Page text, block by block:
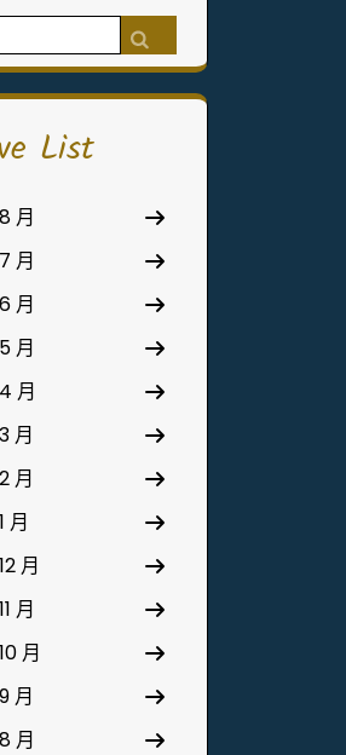
List
月
月
月
月
月
月
月
月
月
月
月
月
月